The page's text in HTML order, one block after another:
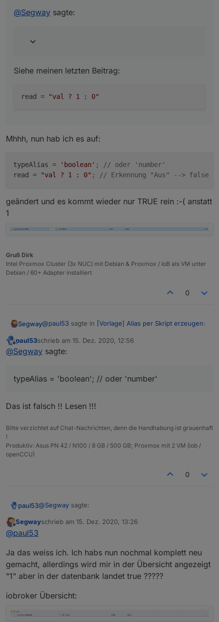
Siehe meinen letzten Beitrag:
@Segway sagte:
Siehe meinen letzten Beitrag:
read = "val ? 1 : 0"
Mhhh, nun hab ich es auf:
typeAlias = 'boolean' ; // oder 'number'
read = "val ? 1 : 0" ; // Erkennung "Aus" --> false
geändert und es kommt wieder nur TRUE rein :-( anstatt
1
Gruß Dirk
Intel Proxmox Cluster (3x NUC) mit Debian & Proxmox / IoB als VM unter
Debian / 60+ Adapter installiert
0
Segway@paul53 sagte in [Vorlage] Alias per Skript erzeugen:
@Segway
bei true eine 0 im Punkt
geändert und es kommt wieder nur TRUE rein :-(
Offline
paul53schrieb am 15. Dez. 2020, 12:56
zuletzt editiert von
@Segway sagte:
typeAlias = 'boolean'; // oder 'number'
Das ist falsch !! Lesen !!!
Bitte verzichtet auf Chat-Nachrichten, denn die Handhabung ist grauenhaft
!
Produktiv: Asus PN 42 / N100 / 8 GB / 500 GB; Proxmox mit 2 VM (iob /
openCCU)
0
paul53@Segway sagte:
Das ist falsch !! Lesen !!!
Offline
Segwayschrieb am 15. Dez. 2020, 13:26
zuletzt editiert von
@paul53
Ja das weiss ich. Ich habs nun nochmal komplett neu
gemacht, allerdings wird mir in der Übersicht angezeigt
"1" aber in der datenbank landet true ?????
iobroker Übersicht: